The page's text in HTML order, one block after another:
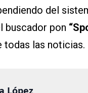
del
buscador pon
todas las noticias.